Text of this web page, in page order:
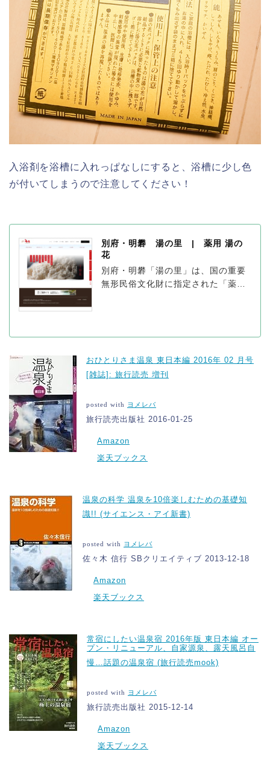
入浴剤を浴槽に入れっぱなしにすると、浴槽に少し色
が付いてしまうので注意してください！
別府・明礬 湯の里 | 薬用 湯の
花
別府・明礬「湯の里」は、国の重要
無形民俗文化財に指定された「薬用
おひとりさま温泉 東日本編 2016年 02 月号
[雑誌]: 旅行読売 増刊
posted with ヨメレバ
旅行読売出版社 2016-01-25
Amazon
楽天ブックス
温泉の科学 温泉を10倍楽しむための基礎知
識!! (サイエンス・アイ新書)
posted with ヨメレバ
佐々木 信行 SBクリエイティブ 2013-12-18
Amazon
楽天ブックス
常宿にしたい温泉宿 2016年版 東日本編 オー
プン・リニューアル、自家源泉、露天風呂自
慢…話題の温泉宿 (旅行読売mook)
posted with ヨメレバ
旅行読売出版社 2015-12-14
Amazon
楽天ブックス